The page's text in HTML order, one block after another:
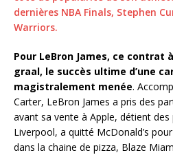
dernières NBA Finals, Stephen
Warriors.
Pour LeBron James, ce contrat
graal, le succès ultime d’une
magistralement menée.
Carter, LeBron James a pris des
avant sa vente à Apple, détient des
Liverpool, a quitté McDonald’s
dans la chaine de pizza, Blaze